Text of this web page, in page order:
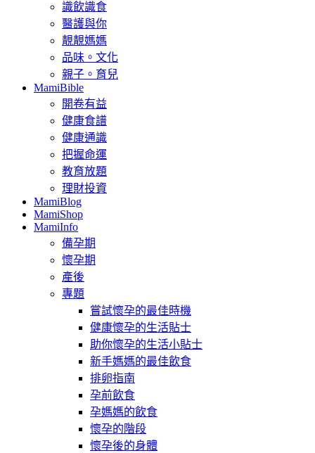
識飲識食
醫護與你
靚靚媽媽
品味。文化
親子。育兒
MamiBible
開卷有益
健康食譜
健康通識
把握命運
教育放題
理財投資
MamiBlog
MamiShop
MamiInfo
備孕期
懷孕期
產後
專題
嘗試懷孕的最佳時機
健康懷孕的生活貼士
助你懷孕的生活小貼士
新手媽媽的最佳飲食
排卵指南
孕前飲食
孕媽媽的飲食
懷孕的階段
懷孕後的身體